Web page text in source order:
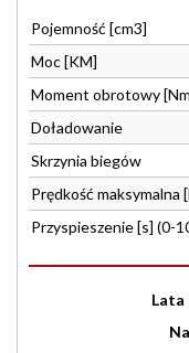
Pojemność [cm3]
Moc [KM]
Moment obrotowy
Doładowanie
Skrzynia biegów
Prędkość maksymalna
Przyspieszenie [s] (0-
Lata